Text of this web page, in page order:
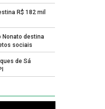
R$ 182 mil
Nonato destina
sociais
de Sá